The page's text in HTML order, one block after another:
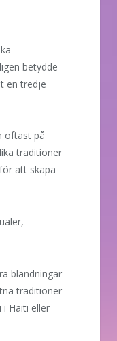
betydde
en tredje
oftast på
traditioner
att skapa
blandningar
traditioner
Haiti eller